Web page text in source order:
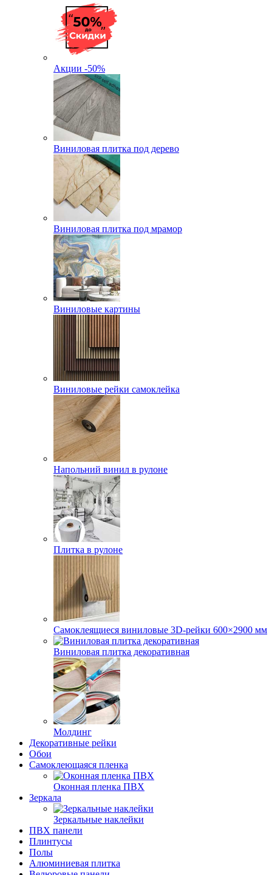
Акции -50%
Виниловая плитка под дерево
Виниловая плитка под мрамор
Виниловые картины
Виниловые рейки самоклейка
Напольний винил в рулоне
Плитка в рулоне
Самоклеящиеся виниловые 3D‑рейки 600×2900 мм
Виниловая плитка декоративная
Молдинг
Декоративные рейки
Обои
Самоклеющаяся пленка
Оконная пленка ПВХ
Зеркала
Зеркальные наклейки
ПВХ панели
Плинтусы
Полы
Алюминиевая плитка